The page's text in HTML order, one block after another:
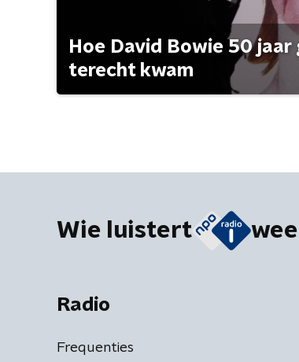
Hoe David Bowie 50 jaar
terecht kwam
Wie luistert
Radio
Frequenties